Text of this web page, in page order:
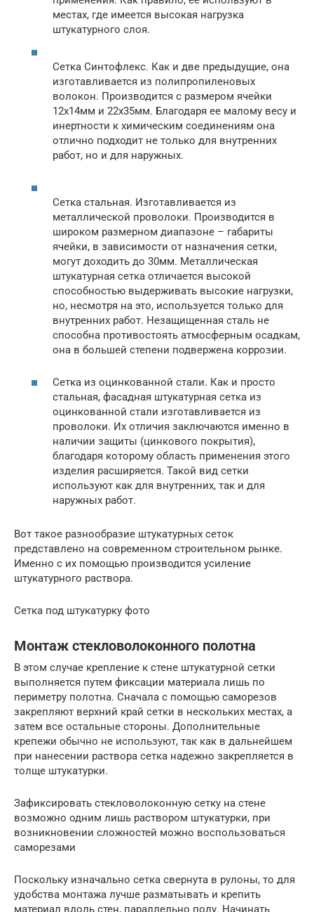
местах, где имеется высокая нагрузка
штукатурного слоя.
Сетка Синтофлекс. Как и две предыдущие, она
изготавливается из полипропиленовых
волокон. Производится с размером ячейки
12х14мм и 22х35мм. Благодаря ее малому весу и
инертности к химическим соединениям она
отлично подходит не только для внутренних
работ, но и для наружных.
Сетка стальная. Изготавливается из
металлической проволоки. Производится в
широком размерном диапазоне – габариты
ячейки, в зависимости от назначения сетки,
могут доходить до 30мм. Металлическая
штукатурная сетка отличается высокой
способностью выдерживать высокие нагрузки,
но, несмотря на это, используется только для
внутренних работ. Незащищенная сталь не
способна противостоять атмосферным осадкам,
она в большей степени подвержена коррозии.
Сетка из оцинкованной стали. Как и просто
стальная, фасадная штукатурная сетка из
оцинкованной стали изготавливается из
проволоки. Их отличия заключаются именно в
наличии защиты (цинкового покрытия),
благодаря которому область применения этого
изделия расширяется. Такой вид сетки
используют как для внутренних, так и для
наружных работ.
Вот такое разнообразие штукатурных сеток
представлено на современном строительном рынке.
Именно с их помощью производится усиление
штукатурного раствора.
Сетка под штукатурку фото
Монтаж стекловолоконного полотна
В этом случае крепление к стене штукатурной сетки
выполняется путем фиксации материала лишь по
периметру полотна. Сначала с помощью саморезов
закрепляют верхний край сетки в нескольких местах, а
затем все остальные стороны. Дополнительные
крепежи обычно не используют, так как в дальнейшем
при нанесении раствора сетка надежно закрепляется в
толще штукатурки.
Зафиксировать стекловолоконную сетку на стене
возможно одним лишь раствором штукатурки, при
возникновении сложностей можно воспользоваться
саморезами
Поскольку изначально сетка свернута в рулоны, то для
удобства монтажа лучше разматывать и крепить
материал вдоль стен, параллельно полу. Начинать